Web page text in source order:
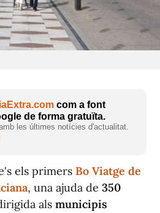
com a font
de forma gratuïta.
les últimes notícies d'actualitat.
els primers Bo Viatge de
, una ajuda de 350
als municipis